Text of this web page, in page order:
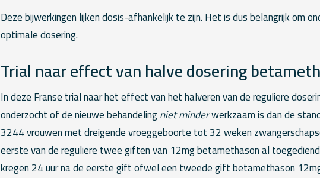
Deze bijwerkingen lijken dosis-afhankelijk te zijn. Het is dus belangrijk om
optimale dosering.
Trial naar effect van halve dosering
In deze Franse trial naar het effect van het halveren van de reguliere
onderzocht of de nieuwe behandelingniet minderwerkzaam is dan de
3244 vrouwen met dreigende vroeggeboorte tot 32 weken
eerste van de reguliere twee giften van 12mg betamethason al
kregen 24 uur na de eerste gift ofwel een tweede gift betamethason